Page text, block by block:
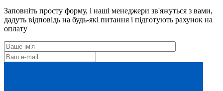
Заповніть просту форму, і наші менеджери зв'яжуться з вами,
дадуть відповідь на будь-які питання і підготують рахунок на
оплату